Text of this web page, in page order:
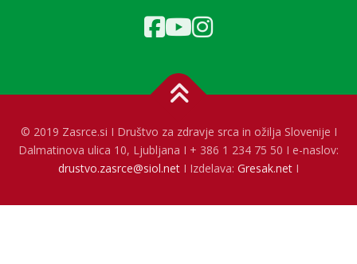
© 2019 Zasrce.si I Društvo za zdravje srca in ožilja Slovenije I
Dalmatinova ulica 10, Ljubljana I + 386 1 234 75 50 I e-naslov:
drustvo.zasrce@siol.net I Izdelava: Gresak.net I